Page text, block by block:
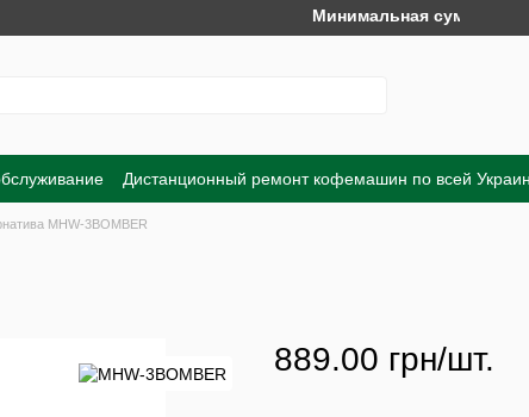
Минимальная сумма заказа на
Дистанционный ремонт кофемашин по всей
Обмен и возврат Договор публичной оферты
MHW-3BOMBER
889.00 грн/шт.